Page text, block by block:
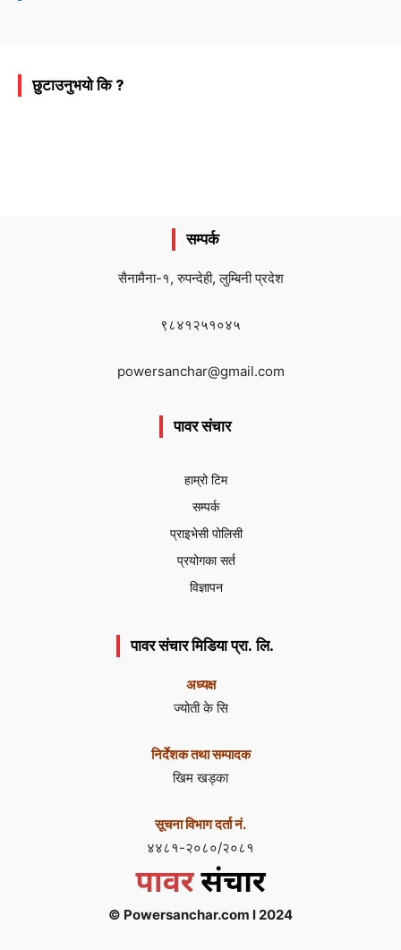
छुटाउनुभयो कि ?
सम्पर्क
सैनामैना-१, रुपन्देही, लुम्बिनी प्रदेश
९८४१२५१०४५
powersanchar@gmail.com
पावर संचार
हाम्रो टिम
सम्पर्क
प्राइभेसी पोलिसी
प्रयोगका सर्त
विज्ञापन
पावर संचार मिडिया प्रा. लि.
अध्यक्ष
ज्योती के सि
निर्देशक तथा सम्पादक
खिम खड्का
सूचना विभाग दर्ता नं.
४४८१-२०८०/२०८१
© Powersanchar.com l 2024